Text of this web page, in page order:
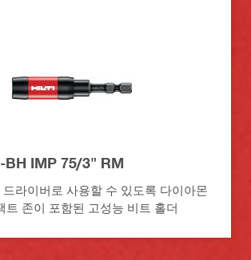
BH IMP 75/3" RM
라이버로 사용할 수 있도록 다이아몬
트 존이 포함된 고성능 비트 홀더